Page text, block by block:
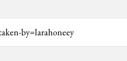
by=larahoneey